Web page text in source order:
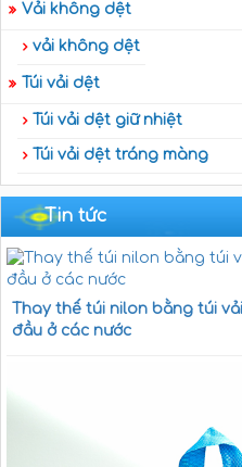
Vải không dệt
vải không dệt
Túi vải dệt
Túi vải dệt giữ nhiệt
Túi vải dệt tráng màng
Tin tức
Thay thế túi nilon bằng túi
đầu ở các nước